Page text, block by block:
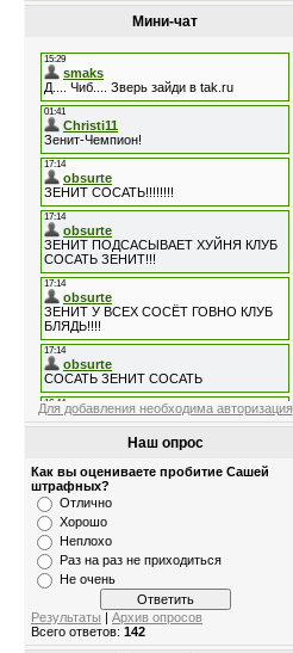
Мини-чат
Для добавления необходима авторизация
Наш опрос
Как вы оцениваете пробитие Сашей
штрафных?
Отлично
Хорошо
Неплохо
Раз на раз не приходиться
Не очень
Результаты | Архив опросов
Всего ответов: 142